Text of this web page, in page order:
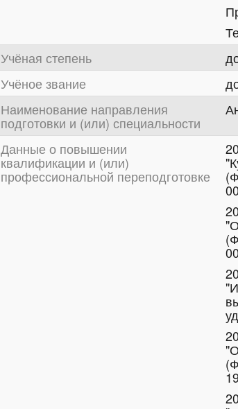
Учёная степень
Учёное звание
Наименование направления
подготовки и (или) специальности
Данные о повышении
квалификации и (или)
профессиональной переподготовке